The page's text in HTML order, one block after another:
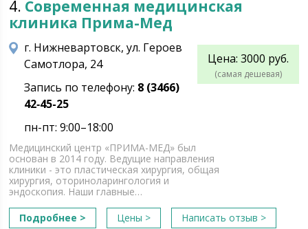
4. Современная медицинская
клиника Прима-Мед
Цена: 3000 руб.
(самая дешевая)
г. Нижневартовск, ул. Героев
Самотлора, 24
Запись по телефону: 8 (3466)
42‑45-25
пн-пт: 9:00–18:00
Медицинский центр «ПРИМА-МЕД» был
основан в 2014 году. Ведущие направления
клиники - это пластическая хирургия, общая
хирургия, оториноларингология и
эндоскопия. Наши главные…
Подробнее >
Цены > Написать отзыв >